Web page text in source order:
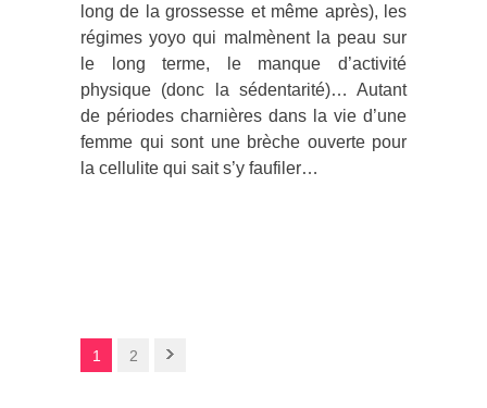
long de la grossesse et même après), les
régimes yoyo qui malmènent la peau sur
le long terme, le manque d’activité
physique (donc la sédentarité)… Autant
de périodes charnières dans la vie d’une
femme qui sont une brèche ouverte pour
la cellulite qui sait s’y faufiler…
1 2